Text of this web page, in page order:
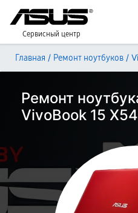
Сервисный центр
Главная / Ремонт ноутбуков /
Ремонт
VivoBook 15